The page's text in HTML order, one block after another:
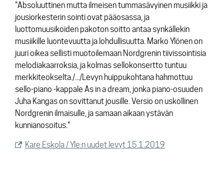
"Absoluuttinen mutta ilmeisen tummasävyinen musiikki ja
jousiorkesterin sointi ovat pääosassa, ja
luottomuusikoiden pakoton soitto antaa synkällekin
musiikille luontevuutta ja lohdullisuutta. Marko Ylönen on
juuri oikea sellisti muotoilemaan Nordgrenin tiivissointisia
melodiakaarroksia, ja kolmas sellokonsertto tuntuu
merkkiteokselta./.../Levyn huippukohtana hahmottuu
sello-piano -kappale As in a dream, jonka piano-osuuden
Juha Kangas on sovittanut jousille. Versio on uskollinen
Nordgrenin ilmaisulle, ja samaan aikaan ystävän
kunnianosoitus."
Kare Eskola / Yle:n uudet levyt 15.1.2019